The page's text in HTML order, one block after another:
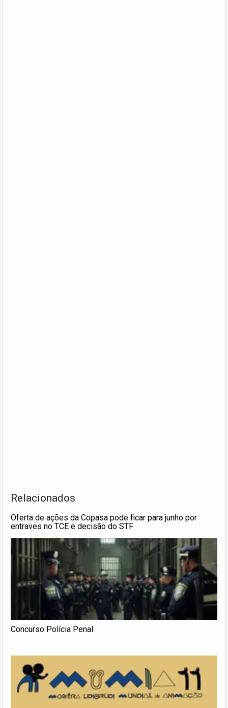
Relacionados
Oferta de ações da Copasa pode ficar para junho por
entraves no TCE e decisão do STF
Concurso Polícia Penal